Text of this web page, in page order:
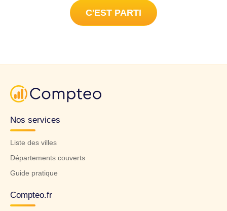
C'EST PARTI
Nos services
Liste des villes
Départements couverts
Guide pratique
Compteo.fr